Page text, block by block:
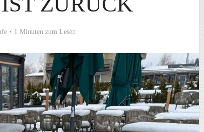
1 Minuten zum Lesen